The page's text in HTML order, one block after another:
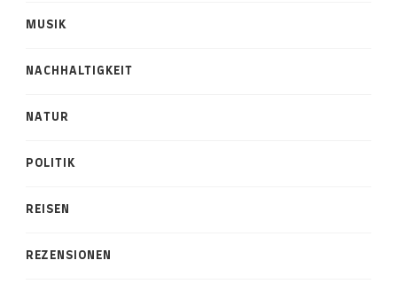
MUSIK
NACHHALTIGKEIT
NATUR
POLITIK
REISEN
REZENSIONEN